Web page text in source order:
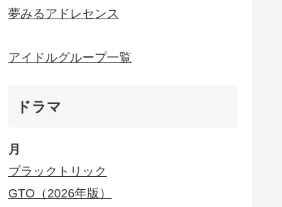
夢みるアドレセンス
アイドルグループ一覧
ドラマ
月
ブラックトリック
GTO（2026年版）